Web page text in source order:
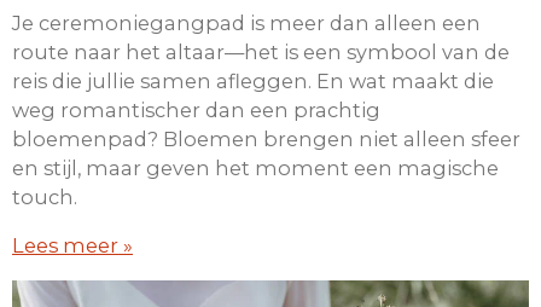
Je ceremoniegangpad is meer dan alleen een
route naar het altaar—het is een symbool van de
reis die jullie samen afleggen. En wat maakt die
weg romantischer dan een prachtig
bloemenpad? Bloemen brengen niet alleen sfeer
en stijl, maar geven het moment een magische
touch.
Lees meer »